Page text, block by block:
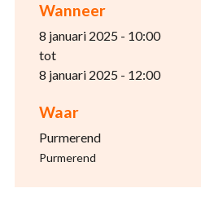
Wanneer
8 januari 2025 - 10:00
tot
8 januari 2025 - 12:00
Waar
Purmerend
Purmerend